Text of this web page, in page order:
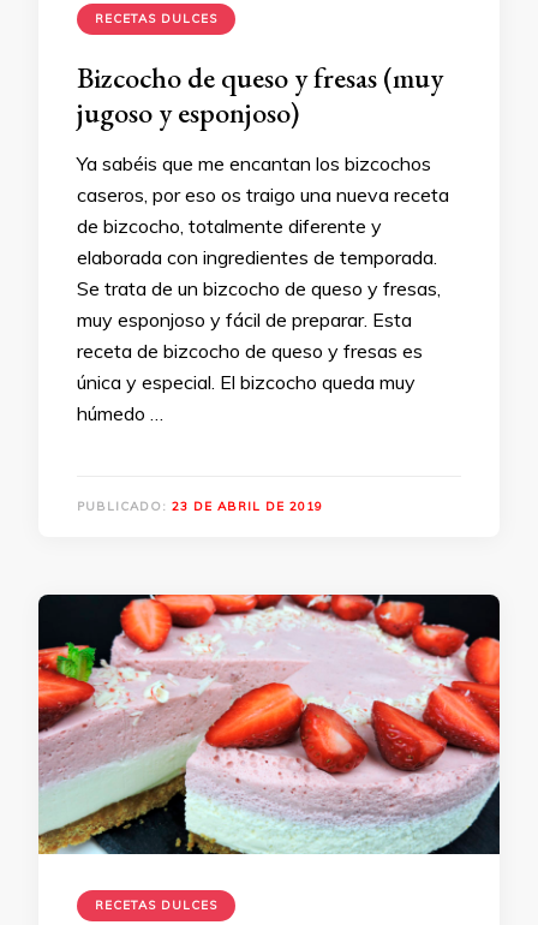
RECETAS DULCES
Bizcocho de queso y fresas (muy
jugoso y esponjoso)
Ya sabéis que me encantan los bizcochos
caseros, por eso os traigo una nueva receta
de bizcocho, totalmente diferente y
elaborada con ingredientes de temporada.
Se trata de un bizcocho de queso y fresas,
muy esponjoso y fácil de preparar. Esta
receta de bizcocho de queso y fresas es
única y especial. El bizcocho queda muy
húmedo …
PUBLICADO: 23 DE ABRIL DE 2019
RECETAS DULCES